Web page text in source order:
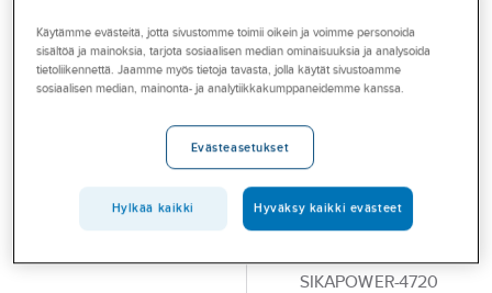
Konseptit
Palvelut
SIKA
Käsikäyttöinen
Sikapower
-4720 220ml
patruuna
KÄSIKÄYTTÖINEN
SIKAPOWER-4720
Käytämme evästeitä, jotta sivustomme toimii oikein ja voimme personoida
sisältöä ja mainoksia, tarjota sosiaalisen median ominaisuuksia ja analysoida
tietoliikennettä. Jaamme myös tietoja tavasta, jolla käytät sivustoamme
sosiaalisen median, mainonta- ja analytiikkakumppaneidemme kanssa.
Evästeasetukset
Hylkää kaikki Hyväksy kaikki evästeet